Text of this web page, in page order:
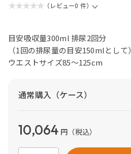
★★★★★ （レビュー0 件）
目安吸収量300ml 排尿2回分
（1回の排尿量の目安150mlとして）
ウエストサイズ85～125cm
通常購入（ケース）
10,064 円 （税込）